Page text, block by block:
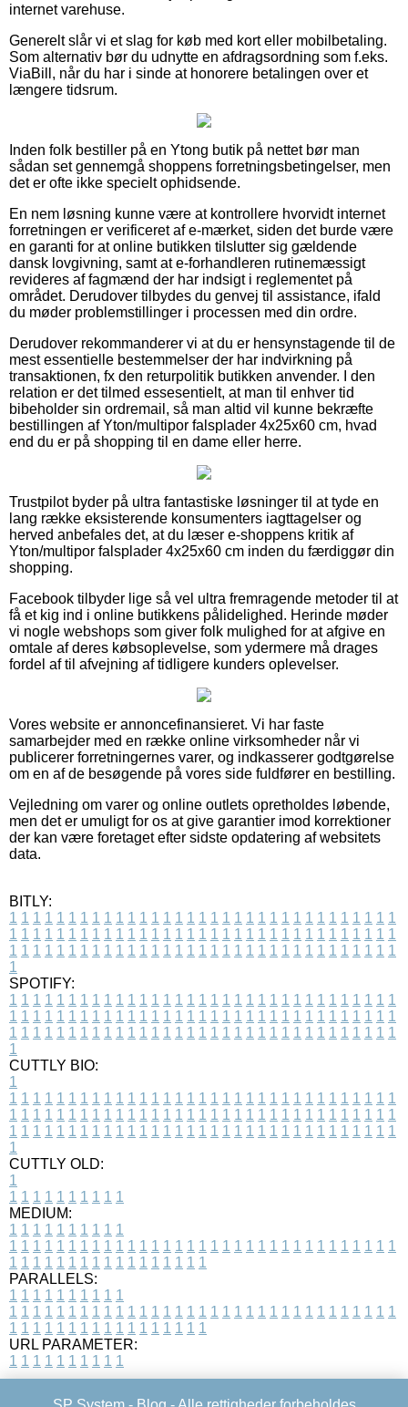
internet varehuse.
Generelt slår vi et slag for køb med kort eller mobilbetaling.
Som alternativ bør du udnytte en afdragsordning som f.eks.
ViaBill, når du har i sinde at honorere betalingen over et
længere tidsrum.
Inden folk bestiller på en Ytong butik på nettet bør man
sådan set gennemgå shoppens forretningsbetingelser, men
det er ofte ikke specielt ophidsende.
En nem løsning kunne være at kontrollere hvorvidt internet
forretningen er verificeret af e-mærket, siden det burde være
en garanti for at online butikken tilslutter sig gældende
dansk lovgivning, samt at e-forhandleren rutinemæssigt
revideres af fagmænd der har indsigt i reglementet på
området. Derudover tilbydes du genvej til assistance, ifald
du møder problemstillinger i processen med din ordre.
Derudover rekommanderer vi at du er hensynstagende til de
mest essentielle bestemmelser der har indvirkning på
transaktionen, fx den returpolitik butikken anvender. I den
relation er det tilmed essesentielt, at man til enhver tid
bibeholder sin ordremail, så man altid vil kunne bekræfte
bestillingen af Yton/multipor falsplader 4x25x60 cm, hvad
end du er på shopping til en dame eller herre.
Trustpilot byder på ultra fantastiske løsninger til at tyde en
lang række eksisterende konsumenters iagttagelser og
herved anbefales det, at du læser e-shoppens kritik af
Yton/multipor falsplader 4x25x60 cm inden du færdiggør din
shopping.
Facebook tilbyder lige så vel ultra fremragende metoder til at
få et kig ind i online butikkens pålidelighed. Herinde møder
vi nogle webshops som giver folk mulighed for at afgive en
omtale af deres købsoplevelse, som ydermere må drages
fordel af til afvejning af tidligere kunders oplevelser.
Vores website er annoncefinansieret. Vi har faste
samarbejder med en række online virksomheder når vi
publicerer forretningernes varer, og indkasserer godtgørelse
om en af de besøgende på vores side fuldfører en bestilling.
Vejledning om varer og online outlets opretholdes løbende,
men det er umuligt for os at give garantier imod korrektioner
der kan være foretaget efter sidste opdatering af websitets
data.
BITLY:
1 1 1 1 1 1 1 1 1 1 1 1 1 1 1 1 1 1 1 1 1 1 1 1 1 1 1 1 1 1 1 1 1
1 1 1 1 1 1 1 1 1 1 1 1 1 1 1 1 1 1 1 1 1 1 1 1 1 1 1 1 1 1 1 1 1
1 1 1 1 1 1 1 1 1 1 1 1 1 1 1 1 1 1 1 1 1 1 1 1 1 1 1 1 1 1 1 1 1
1
SPOTIFY:
1 1 1 1 1 1 1 1 1 1 1 1 1 1 1 1 1 1 1 1 1 1 1 1 1 1 1 1 1 1 1 1 1
1 1 1 1 1 1 1 1 1 1 1 1 1 1 1 1 1 1 1 1 1 1 1 1 1 1 1 1 1 1 1 1 1
1 1 1 1 1 1 1 1 1 1 1 1 1 1 1 1 1 1 1 1 1 1 1 1 1 1 1 1 1 1 1 1 1
1
CUTTLY BIO:
1
1 1 1 1 1 1 1 1 1 1 1 1 1 1 1 1 1 1 1 1 1 1 1 1 1 1 1 1 1 1 1 1 1
1 1 1 1 1 1 1 1 1 1 1 1 1 1 1 1 1 1 1 1 1 1 1 1 1 1 1 1 1 1 1 1 1
1 1 1 1 1 1 1 1 1 1 1 1 1 1 1 1 1 1 1 1 1 1 1 1 1 1 1 1 1 1 1 1 1
1
CUTTLY OLD:
1
1 1 1 1 1 1 1 1 1 1
MEDIUM:
1 1 1 1 1 1 1 1 1 1
1 1 1 1 1 1 1 1 1 1 1 1 1 1 1 1 1 1 1 1 1 1 1 1 1 1 1 1 1 1 1 1 1
1 1 1 1 1 1 1 1 1 1 1 1 1 1 1 1 1
PARALLELS:
1 1 1 1 1 1 1 1 1 1
1 1 1 1 1 1 1 1 1 1 1 1 1 1 1 1 1 1 1 1 1 1 1 1 1 1 1 1 1 1 1 1 1
1 1 1 1 1 1 1 1 1 1 1 1 1 1 1 1 1
URL PARAMETER:
1 1 1 1 1 1 1 1 1 1